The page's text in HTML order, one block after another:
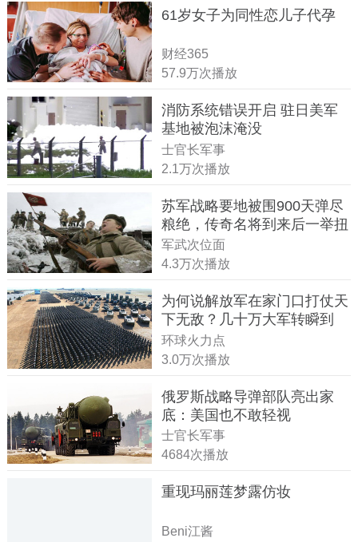
61岁女子为同性恋儿子代孕
财经365
57.9万次播放
消防系统错误开启 驻日美军
基地被泡沫淹没
士官长军事
2.1万次播放
苏军战略要地被围900天弹尽
粮绝，传奇名将到来后一举扭
转战局
军武次位面
4.3万次播放
为何说解放军在家门口打仗天
下无敌？几十万大军转瞬到
达！
环球火力点
3.0万次播放
俄罗斯战略导弹部队亮出家
底：美国也不敢轻视
士官长军事
4684次播放
重现玛丽莲梦露仿妆
Beni江酱